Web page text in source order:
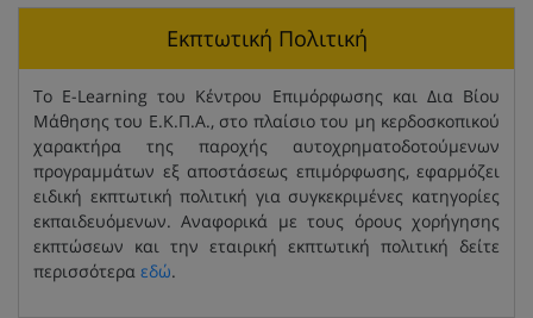
Εκπτωτική Πολιτική
Το E-Learning του Κέντρου Επιμόρφωσης και Δια Βίου
Μάθησης του Ε.Κ.Π.Α., στο πλαίσιο του μη κερδοσκοπικού
χαρακτήρα της παροχής αυτοχρηματοδοτούμενων
προγραμμάτων εξ αποστάσεως επιμόρφωσης, εφαρμόζει
ειδική εκπτωτική πολιτική για συγκεκριμένες κατηγορίες
εκπαιδευόμενων. Αναφορικά με τους όρους χορήγησης
εκπτώσεων και την εταιρική εκπτωτική πολιτική δείτε
περισσότερα εδώ.